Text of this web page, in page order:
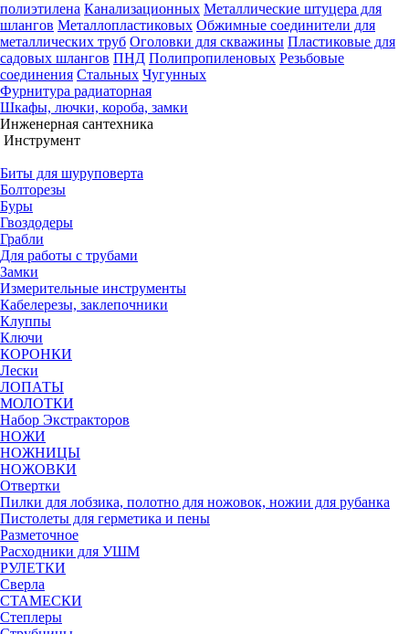
полиэтилена Канализационных Металлические штуцера для
шлангов Металлопластиковых Обжимные соединители для
металлических труб Оголовки для скважины Пластиковые для
садовых шлангов ПНД Полипропиленовых Резьбовые
соединения Стальных Чугунных
Фурнитура радиаторная
Шкафы, лючки, короба, замки
Инженерная сантехника
Инструмент
Биты для шуруповерта
Болторезы
Буры
Гвоздодеры
Грабли
Для работы с трубами
Замки
Измерительные инструменты
Кабелерезы, заклепочники
Клуппы
Ключи
КОРОНКИ
Лески
ЛОПАТЫ
МОЛОТКИ
Набор Экстракторов
НОЖИ
НОЖНИЦЫ
НОЖОВКИ
Отвертки
Пилки для лобзика, полотно для ножовок, ножии для рубанка
Пистолеты для герметика и пены
Разметочное
Расходники для УШМ
РУЛЕТКИ
Сверла
СТАМЕСКИ
Степлеры